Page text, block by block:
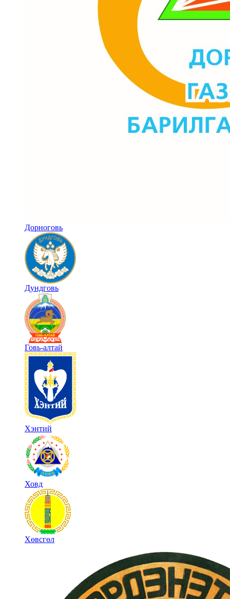
Дорноговь
Дундговь
Говь-алтай
Хэнтий
Ховд
Хөвсгөл